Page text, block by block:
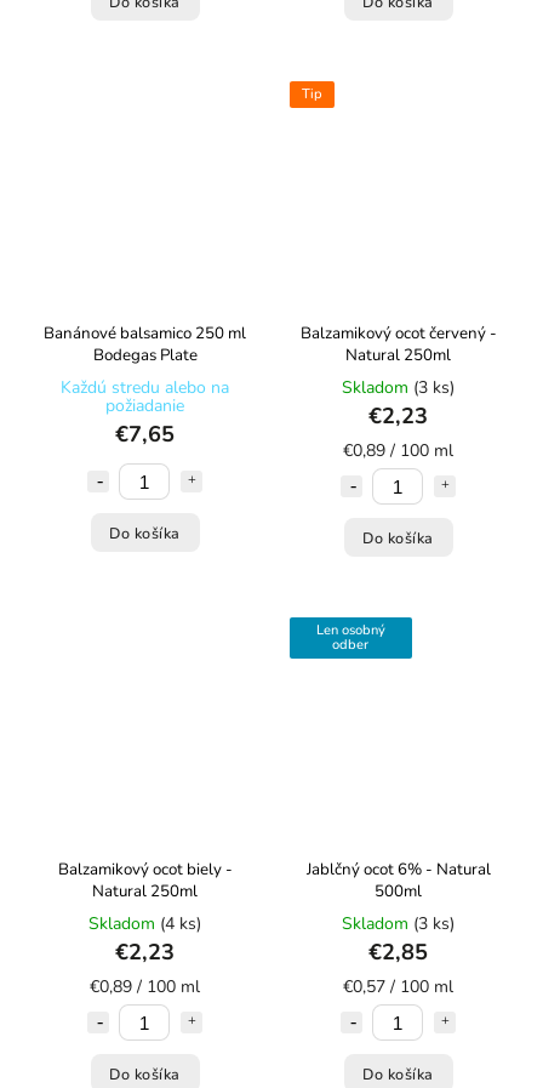
Banánové balsamico 250 ml
Bodegas Plate
Každú stredu alebo na
požiadanie
€7,65
Do košíka
Tip
Balzamikový ocot červený -
Natural 250ml
Skladom (3 ks)
€2,23
€0,89 / 100 ml
Do košíka
Balzamikový ocot biely -
Natural 250ml
Skladom (4 ks)
€2,23
€0,89 / 100 ml
Do košíka
Len osobný
odber
Jablčný ocot 6% - Natural
500ml
Skladom (3 ks)
€2,85
€0,57 / 100 ml
Do košíka